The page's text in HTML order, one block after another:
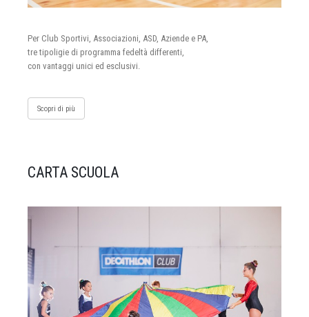
Per Club Sportivi, Associazioni, ASD, Aziende e PA,
tre tipoligie di programma fedeltà differenti,
con vantaggi unici ed esclusivi.
Scopri di più
CARTA SCUOLA